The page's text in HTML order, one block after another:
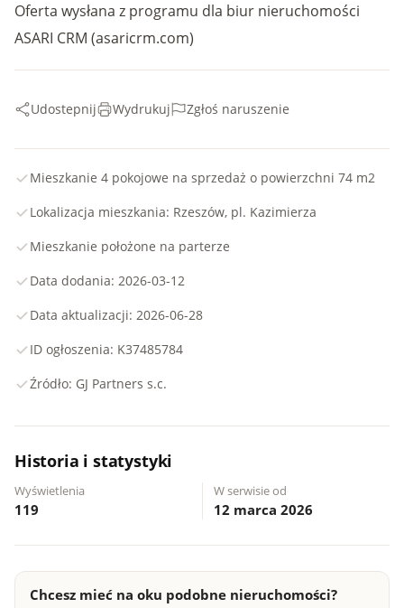
Oferta wysłana z programu dla biur nieruchomości
ASARI CRM (asaricrm.com)
Udostepnij Wydrukuj Zgłoś naruszenie
Mieszkanie 4 pokojowe na sprzedaż o powierzchni 74 m2
Lokalizacja mieszkania: Rzeszów, pl. Kazimierza
Mieszkanie położone na parterze
Data dodania: 2026-03-12
Data aktualizacji: 2026-06-28
ID ogłoszenia: K37485784
Źródło: GJ Partners s.c.
Historia i statystyki
Wyświetlenia
119
W serwisie od
12 marca 2026
Chcesz mieć na oku podobne nieruchomości?